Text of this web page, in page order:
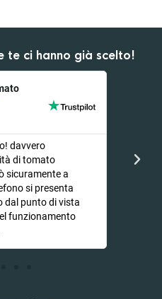
te ci hanno già scelto!
davvero
di tomato
sicuramente a
si presenta
dal punto di vista
funzionamento
video